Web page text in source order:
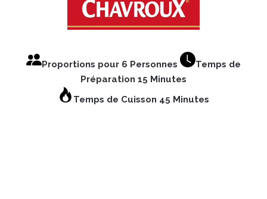
Proportions pour 6 Personnes
Temps de
Préparation 15 Minutes
Temps de Cuisson 45 Minutes